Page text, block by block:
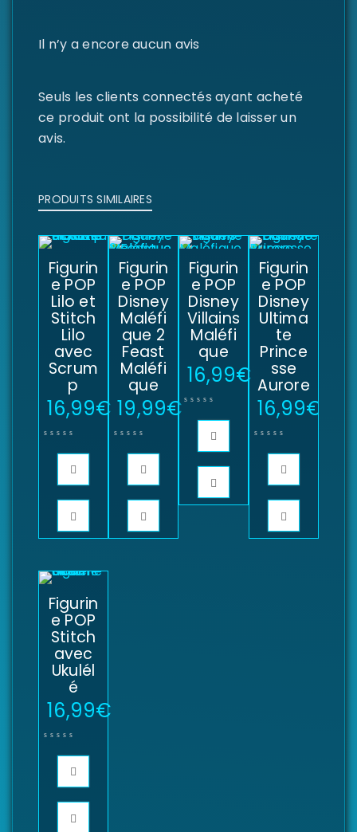
Il n’y a encore aucun avis
Seuls les clients connectés ayant acheté
ce produit ont la possibilité de laisser un
avis.
PRODUITS SIMILAIRES
Figurin
e POP
Lilo et
Stitch
Lilo
avec
Scrum
p
16,99€
Figurin
e POP
Disney
Maléfi
que 2
Feast
Maléfi
que
19,99€
Figurin
e POP
Disney
Villains
Maléfi
que
16,99€
Figurin
e POP
Disney
Ultima
te
Prince
sse
Aurore
16,99€
Figurin
e POP
Stitch
avec
Ukulél
é
16,99€